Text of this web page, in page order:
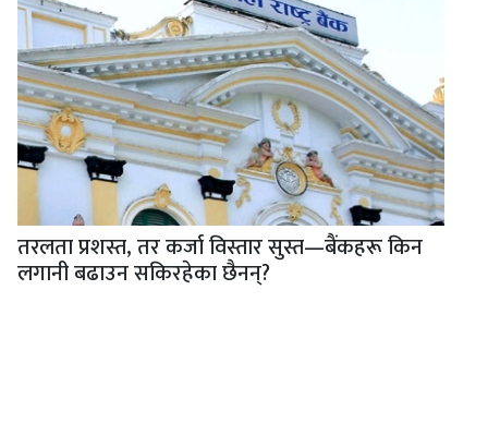
तरलता प्रशस्त, तर कर्जा विस्तार सुस्त—बैंकहरू किन
लगानी बढाउन सकिरहेका छैनन्?